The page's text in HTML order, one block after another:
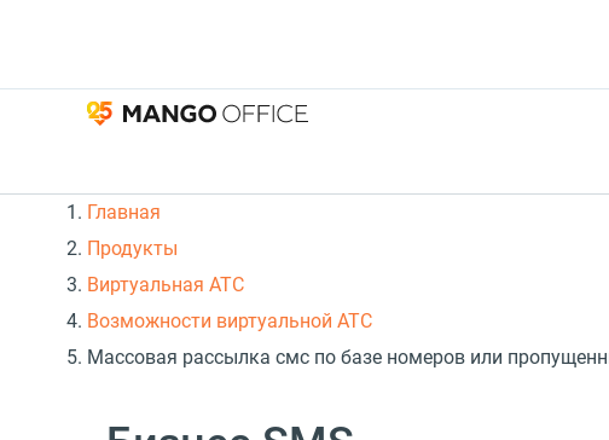
Главная
Продукты
Виртуальная АТС
Возможности виртуальной АТС
Массовая рассылка смс по базе номеров или